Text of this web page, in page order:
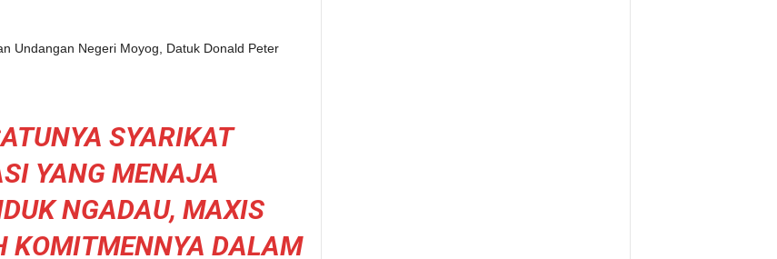
Undangan Negeri Moyog, Datuk Donald Peter
SYARIKAT
YANG MENAJA
NGADAU, MAXIS
KOMITMENNYA DALAM